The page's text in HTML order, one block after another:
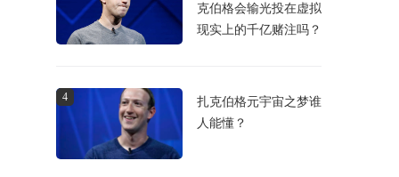
克伯格会输光投在虚拟
现实上的千亿赌注吗？
4
扎克伯格元宇宙之梦谁
人能懂？